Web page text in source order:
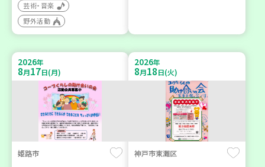
芸術・音楽
野外活動
2026年
8月17日(月)
姫路市
2026年
8月18日(火)
神戸市東灘区